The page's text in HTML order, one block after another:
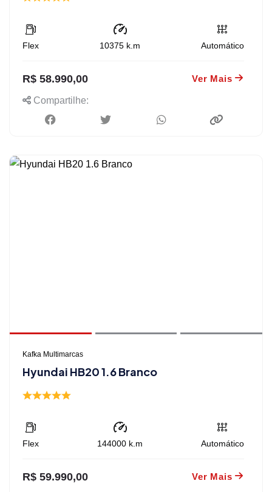
Flex 10375 k.m Automático
R$ 58.990,00 Ver Mais
Compartilhe:
Kafka Multimarcas
Hyundai HB20 1.6 Branco
Flex 144000 k.m Automático
R$ 59.990,00 Ver Mais